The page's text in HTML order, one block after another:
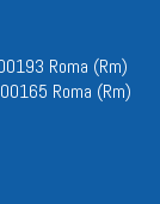
Roma (Rm)
Roma (Rm)